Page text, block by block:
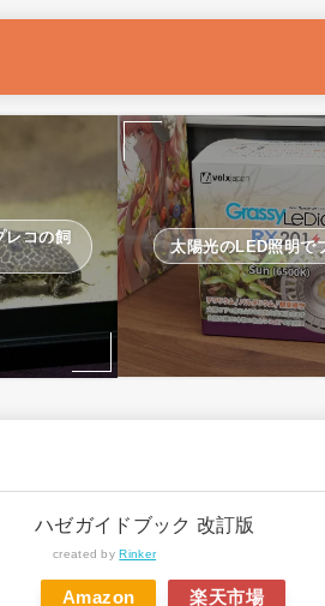
レコの飼
太陽光のLED照明で
ハゼガイドブック 改訂版
created byRinker
Amazon 楽天市場